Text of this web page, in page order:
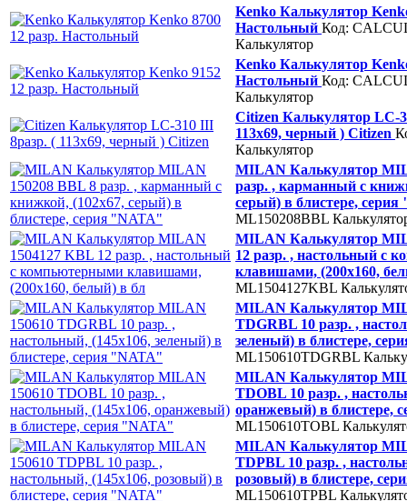
Kenko Калькулятор
Настольный Код:
Калькулятор
Kenko Калькулятор
Настольный Код:
Калькулятор
Citizen Калькулятор LC-
113х69, черный ) Citizen
Калькулятор
MILAN Калькулятор
разр. , карманный с
серый) в блистере,
ML150208BBL
MILAN Калькулятор
12 разр. , настольный с
клавишами, (200х160,
ML1504127KBL
MILAN Калькулятор
TDGRBL 10 разр. ,
зеленый) в блистере,
ML150610TDGRBL
MILAN Калькулятор
TDOBL 10 разр. ,
оранжевый) в блистере,
ML150610TOBL
MILAN Калькулятор
TDPBL 10 разр. ,
розовый) в блистере,
ML150610TPBL